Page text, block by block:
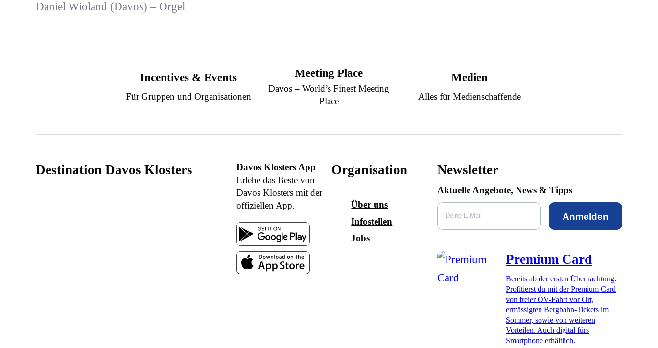
Daniel Wioland (Davos) – Orgel
Incentives & Events
Für Gruppen und Organisationen
Meeting Place
Davos – World’s Finest Meeting
Place
Medien
Alles für Medienschaffende
Destination Davos Klosters
Davos Klosters App
Erlebe das Beste von
Davos Klosters mit der
offiziellen App.
Organisation
Über uns
Infostellen
Jobs
Newsletter
Aktuelle Angebote, News & Tipps
Anmelden
Premium Card
Bereits ab der ersten Übernachtung:
Profitierst du mit der Premium Card
von freier ÖV-Fahrt vor Ort,
ermässigten Bergbahn-Tickets im
Sommer, sowie von weiteren
Vorteilen. Auch digital fürs
Smartphone erhältlich.